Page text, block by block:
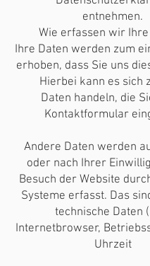
entnehmen.
Wie erfassen wir Ihre
Ihre Daten werden zum
erhoben, dass Sie uns
Hierbei kann es sich
Daten handeln, die
Kontaktformular
Andere Daten werden
oder nach Ihrer
Besuch der Website
Systeme erfasst. Das
technische Daten
Internetbrowser,
Uhrzeit